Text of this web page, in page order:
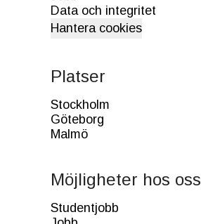
Data och integritet
Hantera cookies
Platser
Stockholm
Göteborg
Malmö
Möjligheter hos oss
Studentjobb